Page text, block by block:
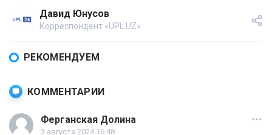
Давид Юнусов
Корреспондент «UPL.UZ»
РЕКОМЕНДУЕМ
КОММЕНТАРИИ
Ферганская Долина
3 августа 2024 16:48